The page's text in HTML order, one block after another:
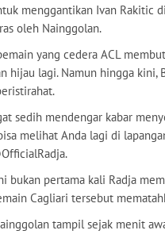
menggantikan Ivan Rakitic
oleh Nainggolan.
yang cedera ACL
hijau lagi. Namun hingga kini,
sedih mendengar kabar
melihat Anda lagi di
bukan pertama kali Radja
Cagliari tersebut
tampil sejak menit